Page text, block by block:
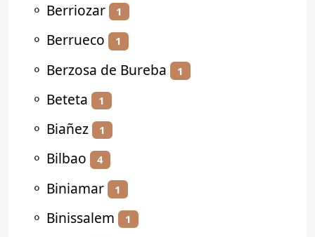
⚬ Berriozar 1
⚬ Berrueco 1
⚬ Berzosa de Bureba 1
⚬ Beteta 1
⚬ Biañez 1
⚬ Bilbao 4
⚬ Biniamar 1
⚬ Binissalem 1